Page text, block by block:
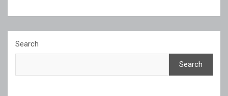
Search
Search